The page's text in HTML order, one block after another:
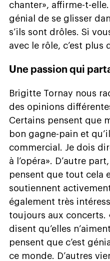
chanter», affirme-t-elle.
génial de se glisser
s’ils sont drôles. Si
avec le rôle, c’est
Une passion qui
Brigitte Tornay nous
des opinions
Certains pensent que
bon gagne-pain et
commercial. Je dois
à l’opéra». D’autre
pensent que tout cela
soutiennent
également très
toujours aux concerts.
disent qu’elles
pensent que c’est
ce monde. D’autres